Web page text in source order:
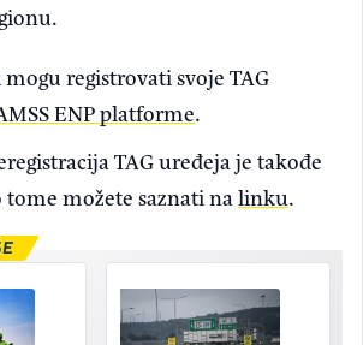
registrovati svoje TAG
ENP platforme.
TAG uređeja je takođe
tome možete saznati nalinku.